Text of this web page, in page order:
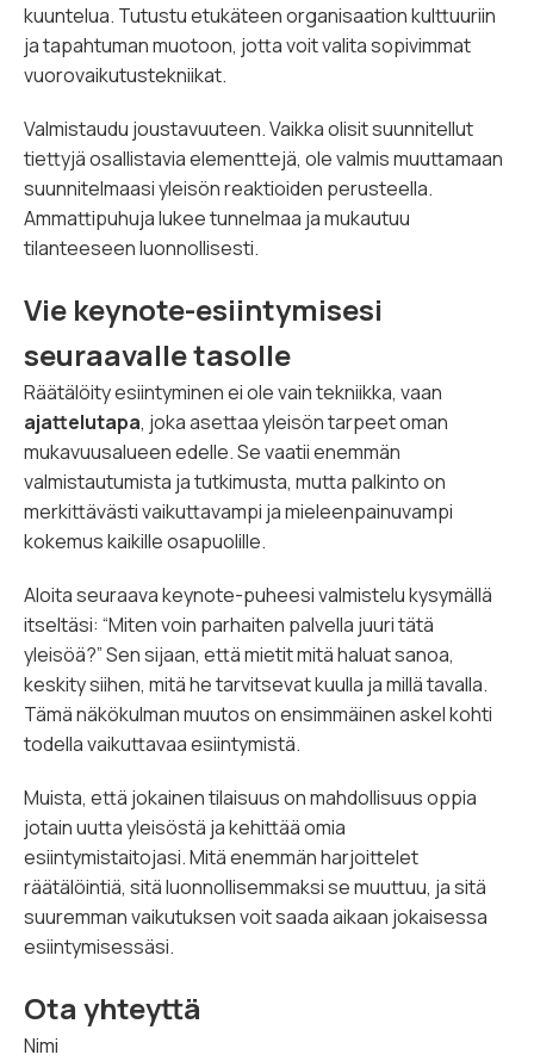
kuuntelua. Tutustu etukäteen organisaation kulttuuriin
ja tapahtuman muotoon, jotta voit valita sopivimmat
vuorovaikutustekniikat.
Valmistaudu joustavuuteen. Vaikka olisit suunnitellut
tiettyjä osallistavia elementtejä, ole valmis muuttamaan
suunnitelmaasi yleisön reaktioiden perusteella.
Ammattipuhuja lukee tunnelmaa ja mukautuu
tilanteeseen luonnollisesti.
Vie keynote-esiintymisesi
seuraavalle tasolle
Räätälöity esiintyminen ei ole vain tekniikka, vaan
ajattelutapa, joka asettaa yleisön tarpeet oman
mukavuusalueen edelle. Se vaatii enemmän
valmistautumista ja tutkimusta, mutta palkinto on
merkittävästi vaikuttavampi ja mieleenpainuvampi
kokemus kaikille osapuolille.
Aloita seuraava keynote-puheesi valmistelu kysymällä
itseltäsi: “Miten voin parhaiten palvella juuri tätä
yleisöä?” Sen sijaan, että mietit mitä haluat sanoa,
keskity siihen, mitä he tarvitsevat kuulla ja millä tavalla.
Tämä näkökulman muutos on ensimmäinen askel kohti
todella vaikuttavaa esiintymistä.
Muista, että jokainen tilaisuus on mahdollisuus oppia
jotain uutta yleisöstä ja kehittää omia
esiintymistaitojasi. Mitä enemmän harjoittelet
räätälöintiä, sitä luonnollisemmaksi se muuttuu, ja sitä
suuremman vaikutuksen voit saada aikaan jokaisessa
esiintymisessäsi.
Ota yhteyttä
Nimi